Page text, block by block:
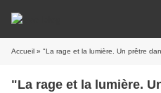
Accueil » "La rage et la lumière. Un prêtre dans la révolution syrienne",
"La rage et la lumière.